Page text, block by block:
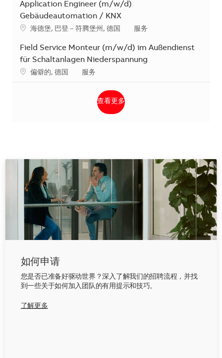
Application Engineer (m/w/d)
Gebäudeautomation / KNX
地点海德堡, 巴登－符腾堡州, 德国 类别
服务
Field Service Monteur (m/w/d) im Außendienst
für Schaltanlagen Niederspannung
地点偏僻的, 德国 类别
服务
查看更多
如何申请
您是否已准备好驱动世界？深入了解我们的招聘流程，并找
到一些关于如何加入团队的有用提示和技巧。
了解更多